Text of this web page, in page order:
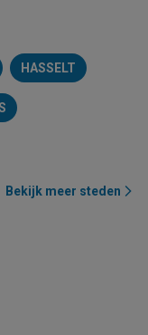
HASSELT
Bekijk meer steden